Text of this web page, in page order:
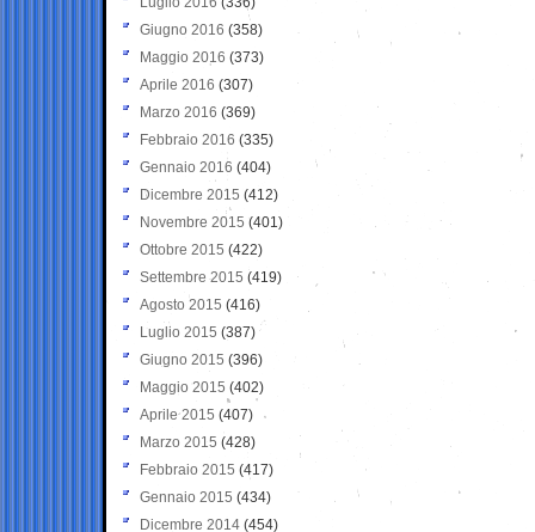
Giugno 2016 (358)
Maggio 2016 (373)
Aprile 2016 (307)
Marzo 2016 (369)
Febbraio 2016 (335)
Gennaio 2016 (404)
Dicembre 2015 (412)
Novembre 2015 (401)
Ottobre 2015 (422)
Settembre 2015 (419)
Agosto 2015 (416)
Luglio 2015 (387)
Giugno 2015 (396)
Maggio 2015 (402)
Aprile 2015 (407)
Marzo 2015 (428)
Febbraio 2015 (417)
Gennaio 2015 (434)
Dicembre 2014 (454)